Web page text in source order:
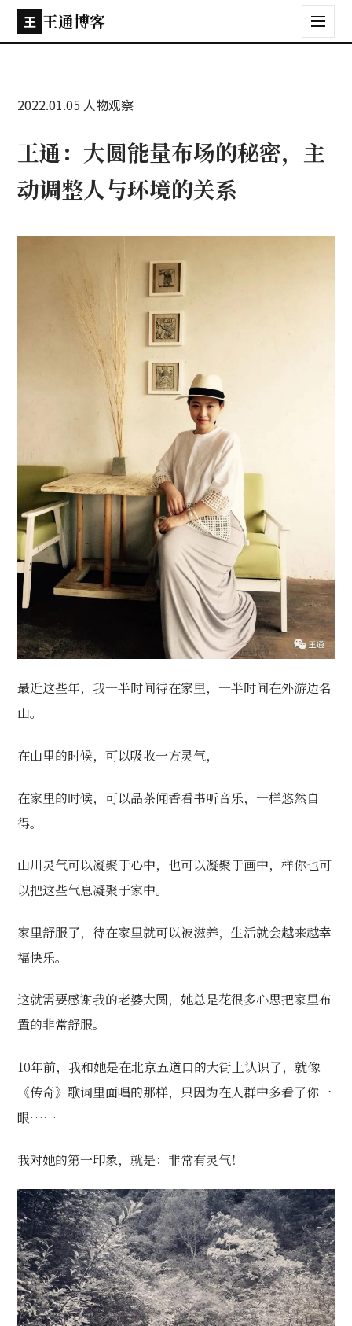
王 王通博客
2022.01.05 人物观察
王通：大圆能量布场的秘密，主
动调整人与环境的关系
最近这些年，我一半时间待在家里，一半时间在外游边名
山。
在山里的时候，可以吸收一方灵气，
在家里的时候，可以品茶闻香看书听音乐，一样悠然自
得。
山川灵气可以凝聚于心中，也可以凝聚于画中，样你也可
以把这些气息凝聚于家中。
家里舒服了，待在家里就可以被滋养，生活就会越来越幸
福快乐。
这就需要感谢我的老婆大圆，她总是花很多心思把家里布
置的非常舒服。
10年前，我和她是在北京五道口的大街上认识了，就像
《传奇》歌词里面唱的那样，只因为在人群中多看了你一
眼……
我对她的第一印象，就是：非常有灵气！